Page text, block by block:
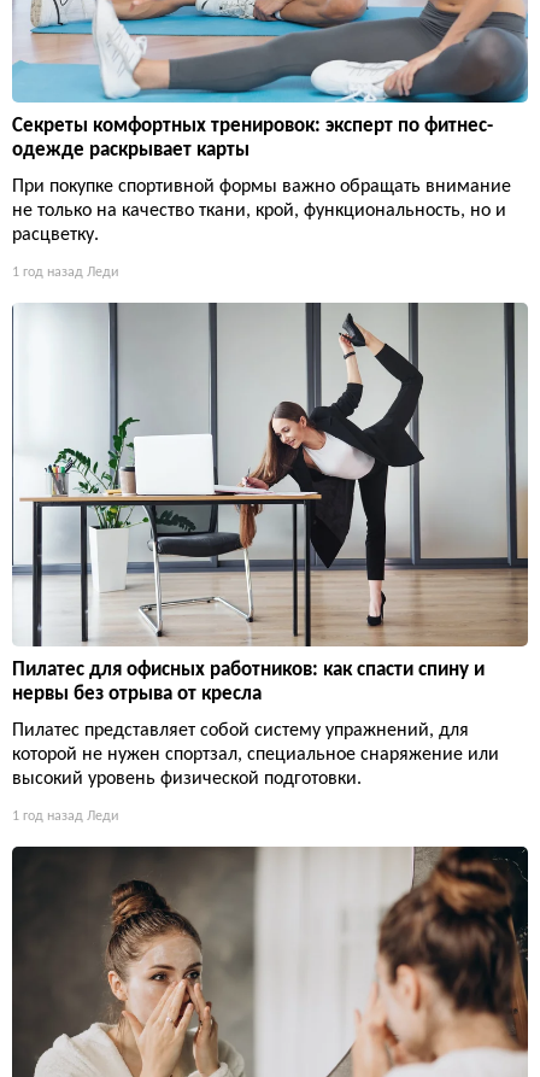
Секреты комфортных тренировок: эксперт по фитнес-
одежде раскрывает карты
При покупке спортивной формы важно обращать внимание
не только на качество ткани, крой, функциональность, но и
расцветку.
1 год назад Леди
Пилатес для офисных работников: как спасти спину и
нервы без отрыва от кресла
Пилатес представляет собой систему упражнений, для
которой не нужен спортзал, специальное снаряжение или
высокий уровень физической подготовки.
1 год назад Леди